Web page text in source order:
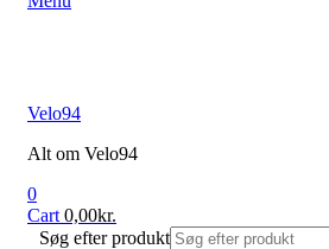
Velo94
Alt om Velo94
0
Cart 0,00kr.
Søg efter produkt